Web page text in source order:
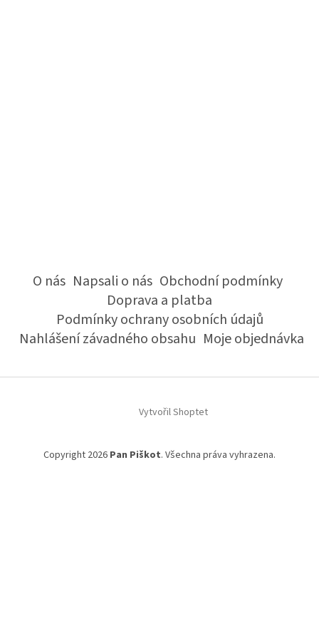
O nás Napsali o nás Obchodní podmínky
Doprava a platba
Podmínky ochrany osobních údajů
Nahlášení závadného obsahu Moje objednávka
Vytvořil Shoptet
Copyright 2026 Pan Piškot. Všechna práva vyhrazena.